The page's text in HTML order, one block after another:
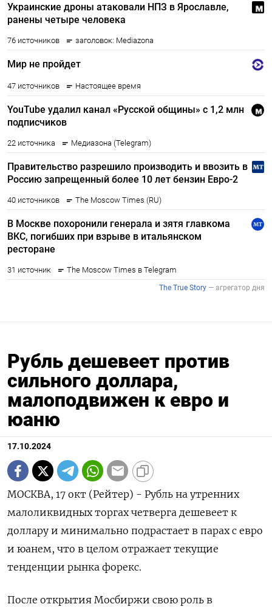
Рубль дешевеет против
сильного доллара,
малоподвижен к евро и
юаню
17.10.2024
МОСКВА, 17 окт (Рейтер) - Рубль на утренних
малоликвидных торгах четверга дешевеет к
доллару и минимально подрастает в парах с евро
и юанем, что в целом отражает текущие
тенденции рынка форекс.
После открытия Мосбиржи свою роль в